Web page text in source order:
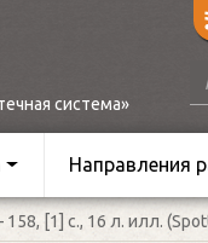
система»
Направления
[1] с., 16 л. илл.